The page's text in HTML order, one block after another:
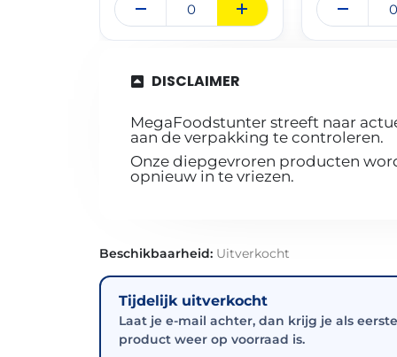
DISCLAIMER
MegaFoodstunter streeft naar
aan de verpakking te controleren.
Onze diepgevroren producten
opnieuw in te vriezen.
Beschikbaarheid: Uitverkocht
Tijdelijk uitverkocht
Laat je e-mail achter, dan krijg je als
product weer op voorraad is.